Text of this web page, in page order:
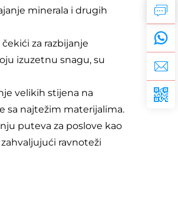
minerala i drugih
za razbijanje
izuzetnu snagu, su
velikih stijena na
sa najtežim materijalima.
puteva za poslove kao
ravnoteži